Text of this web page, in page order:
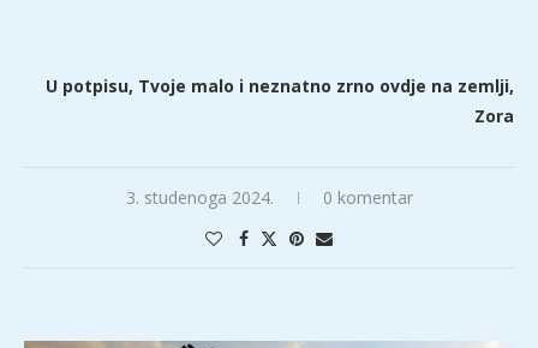
U potpisu, Tvoje malo i neznatno zrno ovdje na zemlji,
Zora
3. studenoga 2024. 0 komentar